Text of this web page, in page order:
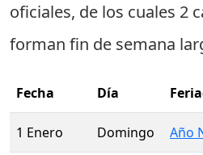
oficiales, de los cuales 2
forman fin de semana
Fecha Día
1 Enero Domingo Año